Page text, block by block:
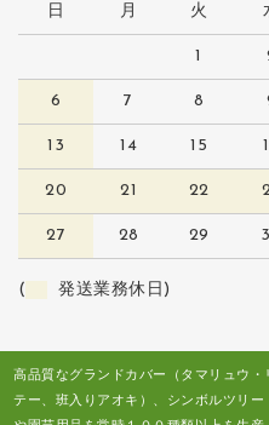
日 月 火
1
6 7 8
13 14 15
20 21 22
27 28 29
( 発送業務休日)
高品質なグランドカバー（タマリュウ
テー、班入りアオキ）、シンボルツリ